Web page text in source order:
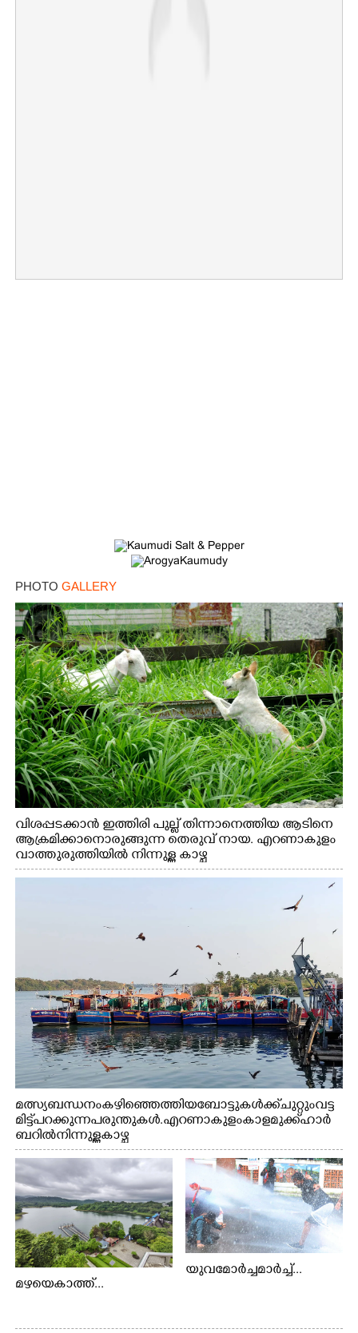
PHOTO GALLERY
വിശപ്പടക്കാൻ ഇത്തിരി പുല്ല് തിന്നാനെത്തിയ ആടിനെ
ആക്രമിക്കാനൊരുങ്ങുന്ന തെരുവ് നായ. എറണാകുളം
വാത്തുരുത്തിയിൽ നിന്നുള്ള കാഴ്ച
മത്സ്യബന്ധനം കഴിഞ്ഞെത്തിയ ബോട്ടുകൾക്ക് ചുറ്റും വട്ട
മിട്ട് പറക്കുന്ന പരുന്തുകൾ. എറണാകുളം കാളമുക്ക് ഹാർ
ബറിൽ നിന്നുള്ള കാഴ്ച
മഴയെകാത്ത്...
യുവമോർച്ചമാർച്ച്...